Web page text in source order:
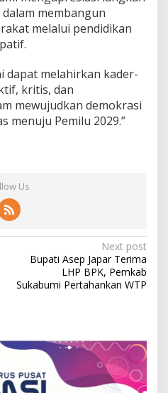
membangun
melalui pendidikan
dapat melahirkan kader-
kritis, dan
mewujudkan demokrasi
menuju Pemilu 2029.”
Us
Next post
Bupati Asep Japar Terima
LHP BPK, Pemkab
Sukabumi Pertahankan WTP